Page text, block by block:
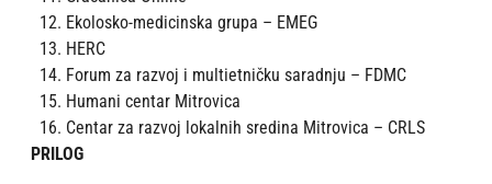
Ekolosko-medicinska grupa – EMEG
HERC
Forum za razvoj i multietničku saradnju – FDMC
Humani centar Mitrovica
Centar za razvoj lokalnih sredina Mitrovica – CRLS
PRILOG